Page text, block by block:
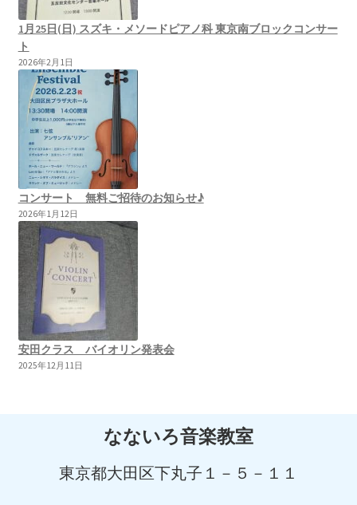
1月25日(日) スズキ・メソードピアノ科 東京南ブロックコンサー
ト
2026年2月1日
コンサート 無料ご招待のお知らせ♪
2026年1月12日
安田クラス バイオリン発表会
2025年12月11日
なないろ音楽教室
東京都大田区下丸子１－５－１１